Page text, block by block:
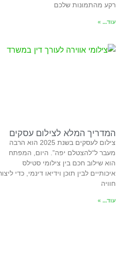
רקע מהתמונות שלכם
עוד... »
המדריך המלא לצילום עסקים
צילום לעסקים בשנת 2025 הוא הרבה
מעבר ל“להצטלם יפה”. היום, המפתח
הוא שילוב חכם בין צילומי סטילס
איכותיים לבין תוכן וידיאו דינמי, כדי
חוויה
עוד... »